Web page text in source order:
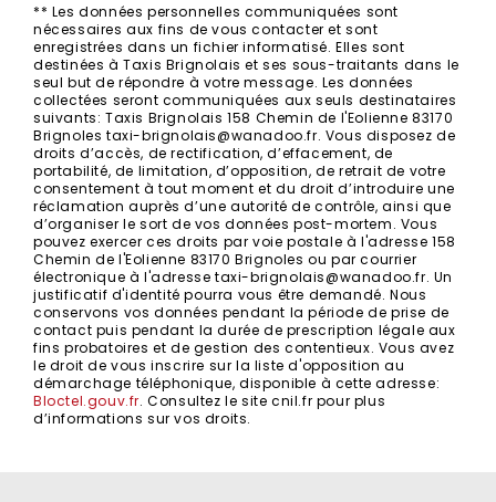
** Les données personnelles communiquées sont
nécessaires aux fins de vous contacter et sont
enregistrées dans un fichier informatisé. Elles sont
destinées à Taxis Brignolais et ses sous-traitants dans le
seul but de répondre à votre message. Les données
collectées seront communiquées aux seuls destinataires
suivants: Taxis Brignolais 158 Chemin de l'Eolienne 83170
Brignoles taxi-brignolais@wanadoo.fr. Vous disposez de
droits d’accès, de rectification, d’effacement, de
portabilité, de limitation, d’opposition, de retrait de votre
consentement à tout moment et du droit d’introduire une
réclamation auprès d’une autorité de contrôle, ainsi que
d’organiser le sort de vos données post-mortem. Vous
pouvez exercer ces droits par voie postale à l'adresse 158
Chemin de l'Eolienne 83170 Brignoles ou par courrier
électronique à l'adresse taxi-brignolais@wanadoo.fr. Un
justificatif d'identité pourra vous être demandé. Nous
conservons vos données pendant la période de prise de
contact puis pendant la durée de prescription légale aux
fins probatoires et de gestion des contentieux. Vous avez
le droit de vous inscrire sur la liste d'opposition au
démarchage téléphonique, disponible à cette adresse:
Bloctel.gouv.fr. Consultez le site cnil.fr pour plus
d’informations sur vos droits.